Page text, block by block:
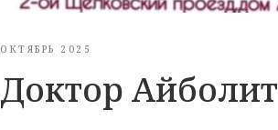
ОКТЯБРЬ 2025
Доктор Айболит